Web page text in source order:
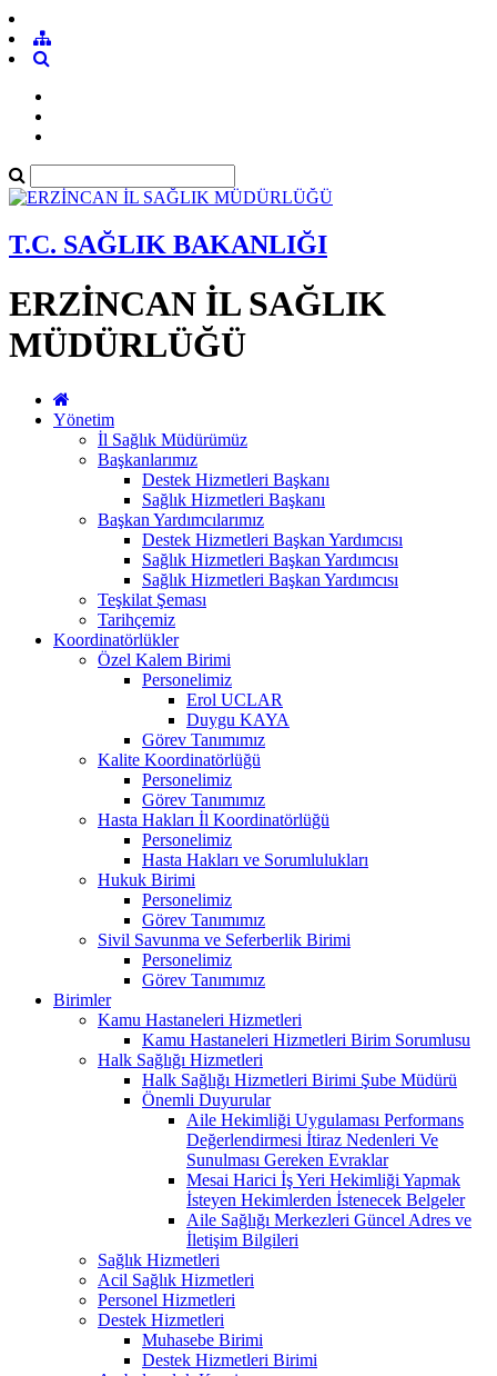
T.C. SAĞLIK BAKANLIĞI
ERZİNCAN İL SAĞLIK
MÜDÜRLÜĞÜ
Yönetim
İl Sağlık Müdürümüz
Başkanlarımız
Destek Hizmetleri Başkanı
Sağlık Hizmetleri Başkanı
Başkan Yardımcılarımız
Destek Hizmetleri Başkan Yardımcısı
Sağlık Hizmetleri Başkan Yardımcısı
Sağlık Hizmetleri Başkan Yardımcısı
Teşkilat Şeması
Tarihçemiz
Koordinatörlükler
Özel Kalem Birimi
Personelimiz
Erol UCLAR
Duygu KAYA
Görev Tanımımız
Kalite Koordinatörlüğü
Personelimiz
Görev Tanımımız
Hasta Hakları İl Koordinatörlüğü
Personelimiz
Hasta Hakları ve Sorumlulukları
Hukuk Birimi
Personelimiz
Görev Tanımımız
Sivil Savunma ve Seferberlik Birimi
Personelimiz
Görev Tanımımız
Birimler
Kamu Hastaneleri Hizmetleri
Kamu Hastaneleri Hizmetleri Birim Sorumlusu
Halk Sağlığı Hizmetleri
Halk Sağlığı Hizmetleri Birimi Şube Müdürü
Önemli Duyurular
Aile Hekimliği Uygulaması Performans
Değerlendirmesi İtiraz Nedenleri Ve
Sunulması Gereken Evraklar
Mesai Harici İş Yeri Hekimliği Yapmak
İsteyen Hekimlerden İstenecek Belgeler
Aile Sağlığı Merkezleri Güncel Adres ve
İletişim Bilgileri
Sağlık Hizmetleri
Acil Sağlık Hizmetleri
Personel Hizmetleri
Destek Hizmetleri
Muhasebe Birimi
Destek Hizmetleri Birimi